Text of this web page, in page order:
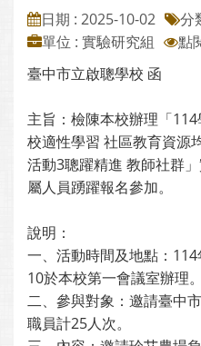
日期 : 2025-10-02
分
單位 : 實驗研究組
點
臺中市立啟聰學校 函
主旨：檢陳本校辦理「
校適性學習 社區教育資源
活動3聰躍精進 教師社群
屬人員踴躍報名參加。
說明：
一、活動時間及地點：
10於本校第一會議室辦理。
二、參與對象：邀請臺中
職員計25人次。